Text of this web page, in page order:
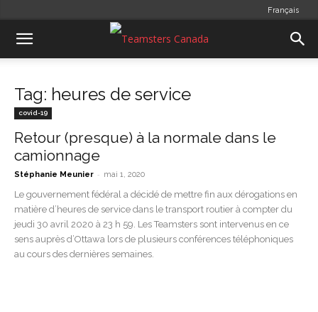
Français
Tag: heures de service
covid-19
Retour (presque) à la normale dans le
camionnage
Stéphanie Meunier - mai 1, 2020
Le gouvernement fédéral a décidé de mettre fin aux dérogations en
matière d’heures de service dans le transport routier à compter du
jeudi 30 avril 2020 à 23 h 59. Les Teamsters sont intervenus en ce
sens auprès d’Ottawa lors de plusieurs conférences téléphoniques
au cours des dernières semaines.